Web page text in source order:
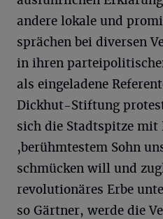
andere lokale und
sprächen bei diversen
in ihren
als eingeladene
Dickhut-Stiftung
sich die Stadtspitze mit
‚berühmtestem Sohn
schmücken will und
revolutionäres Erbe
so Gärtner, werde die